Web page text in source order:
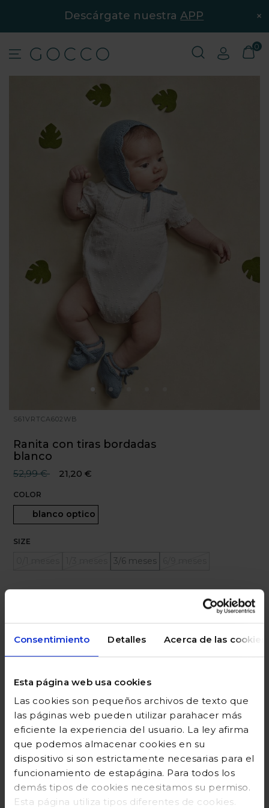
Consentimiento Detalles Acerca de las cookies
Esta página web usa cookies
Las cookies son pequeños archivos de texto que
las páginas web pueden utilizar parahacer más
eficiente la experiencia del usuario. La ley afirma
que podemos almacenar cookies en su
dispositivo si son estrictamente necesarias para el
funcionamiento de estapágina. Para todos los
demás tipos de cookies necesitamos su permiso.
Esta página utiliza tipos diferentes de cookies.
Descárgate nuestraAPP ×
0
S61VRTCA602WB
Ranita con tiras bordadas
blanco
Precio reducido desde
52,99 €hasta
21,20 €
COLOR
blanco optico
Seleccionado
SIZE
3/6 meses
Ayuda sobre tallas
Añadir a la cesta
DESCRIPCIÓN
COMPOSICIÓN
GUÍA DE TALLAS
DEVOLUCIONES